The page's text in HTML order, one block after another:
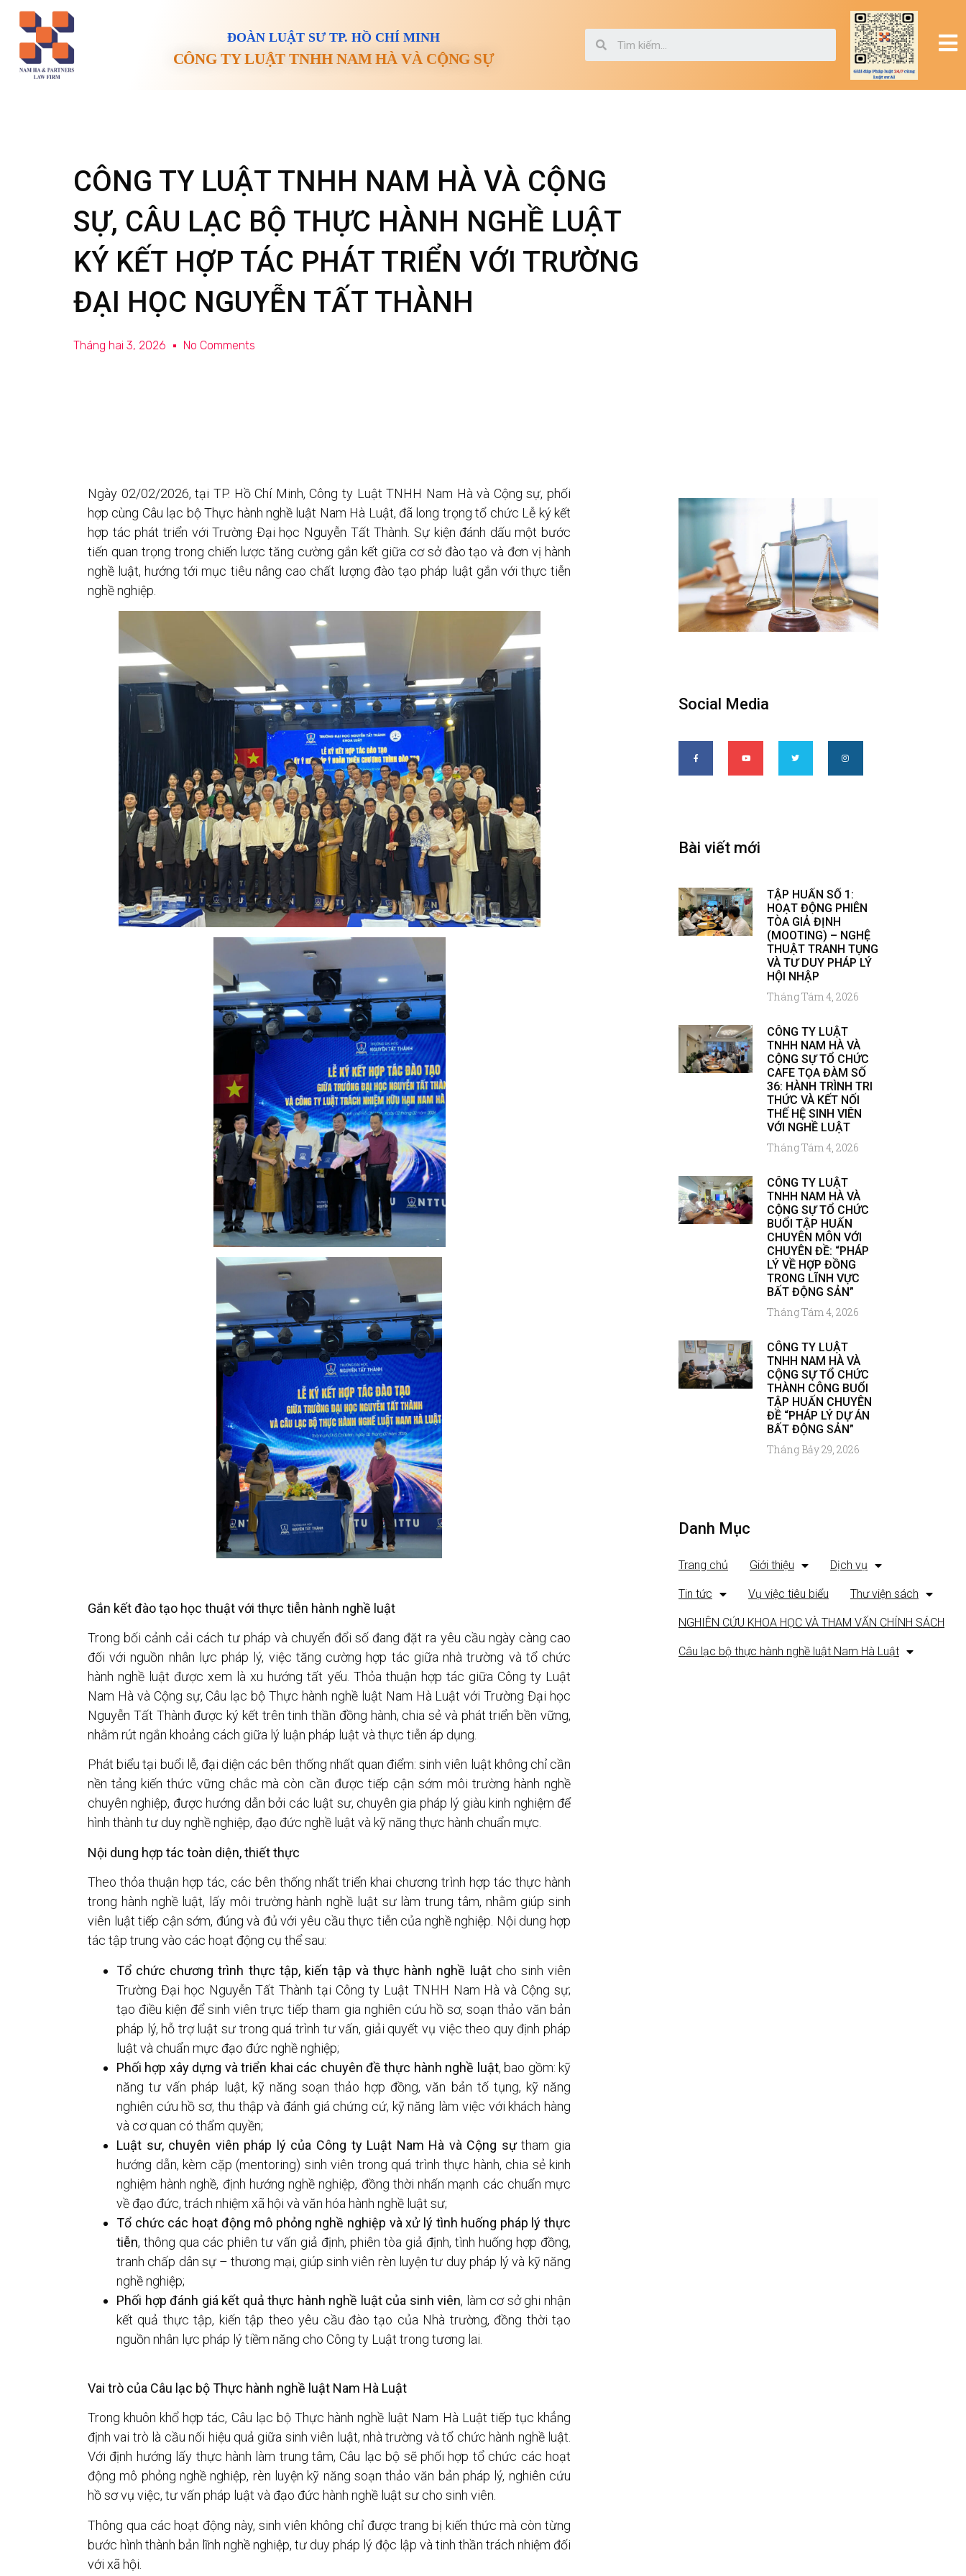
ĐOÀN LUẬT SƯ TP. HỒ CHÍ MINH
CÔNG TY LUẬT TNHH NAM HÀ VÀ CỘNG SỰ
CÔNG TY LUẬT TNHH NAM HÀ VÀ CỘNG
SỰ, CÂU LẠC BỘ THỰC HÀNH NGHỀ LUẬT
KÝ KẾT HỢP TÁC PHÁT TRIỂN VỚI TRƯỜNG
ĐẠI HỌC NGUYỄN TẤT THÀNH
Tháng hai 3, 2026 No Comments
Ngày 02/02/2026, tại TP. Hồ Chí Minh, Công ty Luật TNHH Nam Hà và Cộng sự, phối
hợp cùng Câu lạc bộ Thực hành nghề luật Nam Hà Luật, đã long trọng tổ chức Lễ ký kết
hợp tác phát triển với Trường Đại học Nguyễn Tất Thành. Sự kiện đánh dấu một bước
tiến quan trọng trong chiến lược tăng cường gắn kết giữa cơ sở đào tạo và đơn vị hành
nghề luật, hướng tới mục tiêu nâng cao chất lượng đào tạo pháp luật gắn với thực tiễn
nghề nghiệp.
Gắn kết đào tạo học thuật với thực tiễn hành nghề luật
Trong bối cảnh cải cách tư pháp và chuyển đổi số đang đặt ra yêu cầu ngày càng cao
đối với nguồn nhân lực pháp lý, việc tăng cường hợp tác giữa nhà trường và tổ chức
hành nghề luật được xem là xu hướng tất yếu. Thỏa thuận hợp tác giữa Công ty Luật
Nam Hà và Cộng sự, Câu lạc bộ Thực hành nghề luật Nam Hà Luật với Trường Đại học
Nguyễn Tất Thành được ký kết trên tinh thần đồng hành, chia sẻ và phát triển bền vững,
nhằm rút ngắn khoảng cách giữa lý luận pháp luật và thực tiễn áp dụng.
Phát biểu tại buổi lễ, đại diện các bên thống nhất quan điểm: sinh viên luật không chỉ cần
nền tảng kiến thức vững chắc mà còn cần được tiếp cận sớm môi trường hành nghề
chuyên nghiệp, được hướng dẫn bởi các luật sư, chuyên gia pháp lý giàu kinh nghiệm để
hình thành tư duy nghề nghiệp, đạo đức nghề luật và kỹ năng thực hành chuẩn mực.
Nội dung hợp tác toàn diện, thiết thực
Theo thỏa thuận hợp tác, các bên thống nhất triển khai chương trình hợp tác thực hành
trong hành nghề luật, lấy môi trường hành nghề luật sư làm trung tâm, nhằm giúp sinh
viên luật tiếp cận sớm, đúng và đủ với yêu cầu thực tiễn của nghề nghiệp. Nội dung hợp
tác tập trung vào các hoạt động cụ thể sau:
Tổ chức chương trình thực tập, kiến tập và thực hành nghề luậtcho sinh viên
Trường Đại học Nguyễn Tất Thành tại Công ty Luật TNHH Nam Hà và Cộng sự;
tạo điều kiện để sinh viên trực tiếp tham gia nghiên cứu hồ sơ, soạn thảo văn bản
pháp lý, hỗ trợ luật sư trong quá trình tư vấn, giải quyết vụ việc theo quy định pháp
luật và chuẩn mực đạo đức nghề nghiệp;
Phối hợp xây dựng và triển khai các chuyên đề thực hành nghề luật, bao gồm: kỹ
năng tư vấn pháp luật, kỹ năng soạn thảo hợp đồng, văn bản tố tụng, kỹ năng
nghiên cứu hồ sơ, thu thập và đánh giá chứng cứ, kỹ năng làm việc với khách hàng
và cơ quan có thẩm quyền;
Luật sư, chuyên viên pháp lý của Công ty Luật Nam Hà và Cộng sựtham gia
hướng dẫn, kèm cặp (mentoring) sinh viên trong quá trình thực hành, chia sẻ kinh
nghiệm hành nghề, định hướng nghề nghiệp, đồng thời nhấn mạnh các chuẩn mực
về đạo đức, trách nhiệm xã hội và văn hóa hành nghề luật sư;
Tổ chức các hoạt động mô phỏng nghề nghiệp và xử lý tình huống pháp lý thực
tiễn, thông qua các phiên tư vấn giả định, phiên tòa giả định, tình huống hợp đồng,
tranh chấp dân sự – thương mại, giúp sinh viên rèn luyện tư duy pháp lý và kỹ năng
nghề nghiệp;
Phối hợp đánh giá kết quả thực hành nghề luật của sinh viên, làm cơ sở ghi nhận
kết quả thực tập, kiến tập theo yêu cầu đào tạo của Nhà trường, đồng thời tạo
nguồn nhân lực pháp lý tiềm năng cho Công ty Luật trong tương lai.
Vai trò của Câu lạc bộ Thực hành nghề luật Nam Hà Luật
Trong khuôn khổ hợp tác, Câu lạc bộ Thực hành nghề luật Nam Hà Luật tiếp tục khẳng
định vai trò là cầu nối hiệu quả giữa sinh viên luật, nhà trường và tổ chức hành nghề luật.
Với định hướng lấy thực hành làm trung tâm, Câu lạc bộ sẽ phối hợp tổ chức các hoạt
động mô phỏng nghề nghiệp, rèn luyện kỹ năng soạn thảo văn bản pháp lý, nghiên cứu
hồ sơ vụ việc, tư vấn pháp luật và đạo đức hành nghề luật sư cho sinh viên.
Thông qua các hoạt động này, sinh viên không chỉ được trang bị kiến thức mà còn từng
bước hình thành bản lĩnh nghề nghiệp, tư duy pháp lý độc lập và tinh thần trách nhiệm đối
với xã hội.
Social Media
Bài viết mới
TẬP HUẤN SỐ 1:
HOẠT ĐỘNG PHIÊN
TÒA GIẢ ĐỊNH
(MOOTING) – NGHỆ
THUẬT TRANH TỤNG
VÀ TƯ DUY PHÁP LÝ
HỘI NHẬP
Tháng Tám 4, 2026
CÔNG TY LUẬT
TNHH NAM HÀ VÀ
CỘNG SỰ TỔ CHỨC
CAFE TỌA ĐÀM SỐ
36: HÀNH TRÌNH TRI
THỨC VÀ KẾT NỐI
THẾ HỆ SINH VIÊN
VỚI NGHỀ LUẬT
Tháng Tám 4, 2026
CÔNG TY LUẬT
TNHH NAM HÀ VÀ
CỘNG SỰ TỔ CHỨC
BUỔI TẬP HUẤN
CHUYÊN MÔN VỚI
CHUYÊN ĐỀ: “PHÁP
LÝ VỀ HỢP ĐỒNG
TRONG LĨNH VỰC
BẤT ĐỘNG SẢN”
Tháng Tám 4, 2026
CÔNG TY LUẬT
TNHH NAM HÀ VÀ
CỘNG SỰ TỔ CHỨC
THÀNH CÔNG BUỔI
TẬP HUẤN CHUYÊN
ĐỀ “PHÁP LÝ DỰ ÁN
BẤT ĐỘNG SẢN”
Tháng Bảy 29, 2026
Danh Mục
Trang chủ Giới thiệu Dịch vụ
Tin tức Vụ việc tiêu biểu Thư viện sách
NGHIÊN CỨU KHOA HỌC VÀ THAM VẤN CHÍNH SÁCH
Câu lạc bộ thực hành nghề luật Nam Hà Luật